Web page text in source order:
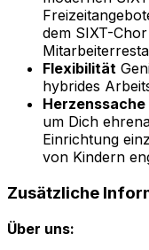
dem SIXT-
Flexibilität
hybrides
Herzenssache
um Dich
Einrichtung
von Kindern
Zusätzliche
Über uns: